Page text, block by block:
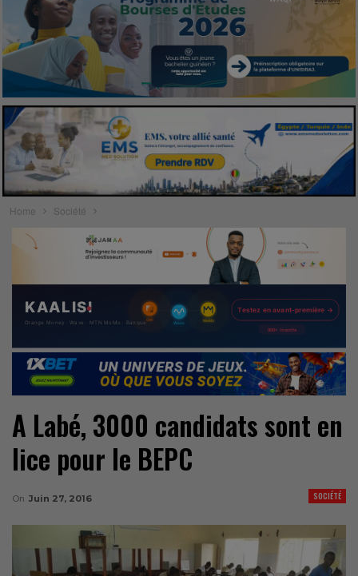
Home Société
A Labé, 3000 candidats sont en
lice pour le BEPC
SOCIÉTÉ
On Juin 27, 2016